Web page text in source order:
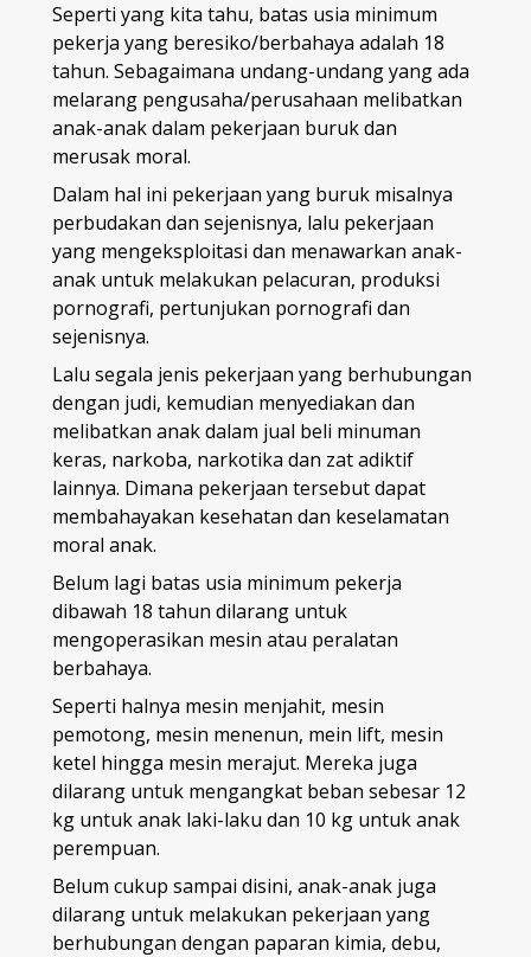
Seperti yang kita tahu, batas usia minimum
pekerja yang beresiko/berbahaya adalah 18
tahun. Sebagaimana undang-undang yang ada
melarang pengusaha/perusahaan melibatkan
anak-anak dalam pekerjaan buruk dan
merusak moral.
Dalam hal ini pekerjaan yang buruk misalnya
perbudakan dan sejenisnya, lalu pekerjaan
yang mengeksploitasi dan menawarkan anak-
anak untuk melakukan pelacuran, produksi
pornografi, pertunjukan pornografi dan
sejenisnya.
Lalu segala jenis pekerjaan yang berhubungan
dengan judi, kemudian menyediakan dan
melibatkan anak dalam jual beli minuman
keras, narkoba, narkotika dan zat adiktif
lainnya. Dimana pekerjaan tersebut dapat
membahayakan kesehatan dan keselamatan
moral anak.
Belum lagi batas usia minimum pekerja
dibawah 18 tahun dilarang untuk
mengoperasikan mesin atau peralatan
berbahaya.
Seperti halnya mesin menjahit, mesin
pemotong, mesin menenun, mein lift, mesin
ketel hingga mesin merajut. Mereka juga
dilarang untuk mengangkat beban sebesar 12
kg untuk anak laki-laku dan 10 kg untuk anak
perempuan.
Belum cukup sampai disini, anak-anak juga
dilarang untuk melakukan pekerjaan yang
berhubungan dengan paparan kimia, debu,